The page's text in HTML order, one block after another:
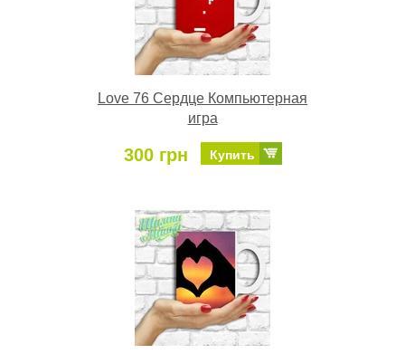
Love 76 Сердце Компьютерная
игра
300 грн Купить